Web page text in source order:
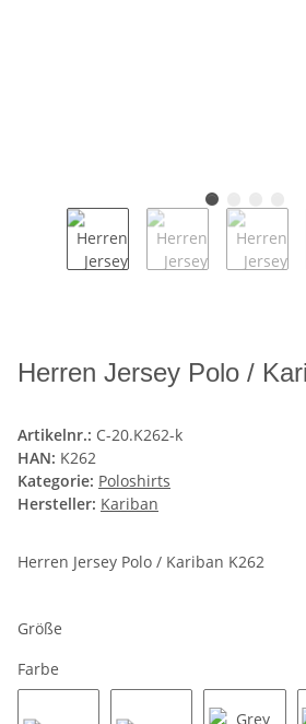
Herren Jersey Polo /
Artikelnr.: C-20.K262-k
HAN: K262
Kategorie: Poloshirts
Hersteller: Kariban
Herren Jersey Polo / Kariban K262
Größe
Farbe